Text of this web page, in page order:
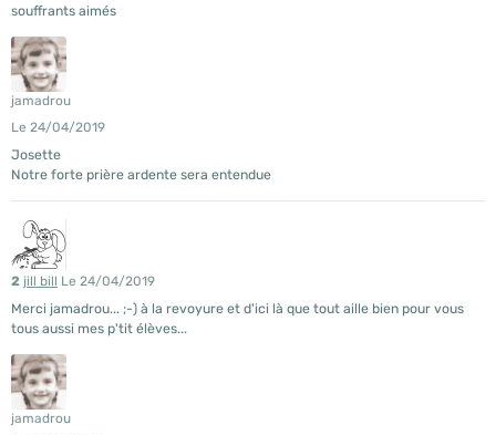
souffrants aimés
jamadrou
Le 24/04/2019
Josette
Notre forte prière ardente sera entendue
2 jill bill Le 24/04/2019
Merci jamadrou... ;-) à la revoyure et d'ici là que tout aille bien pour vous
tous aussi mes p'tit élèves...
jamadrou